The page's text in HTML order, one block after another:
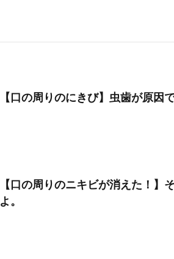
【口の周りのにきび】虫歯が原因
【口の周りのニキビが消えた！】
よ。